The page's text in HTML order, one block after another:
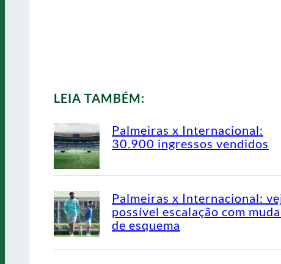
LEIA TAMBÉM:
Palmeiras x Internacional:
30.900 ingressos vendidos
Palmeiras x Internacional:
possível escalação com
de esquema